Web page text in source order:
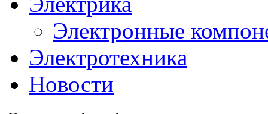
Электронные
Электротехника
Новости